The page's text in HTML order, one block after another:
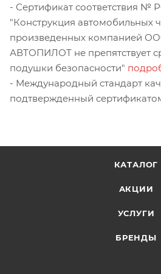
- Сертификат соответствия №
"Конструкция автомобильных
произведенных компанией
АВТОПИЛОТ не препятствует
подушки безопасности"
- Международный стандарт
подтвержденный
КАТАЛОГ
АКЦИИ
УСЛУГИ
БРЕНДЫ